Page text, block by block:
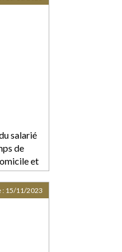
salarié
de
et
ne
temps de
: 15/11/2023